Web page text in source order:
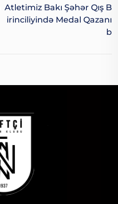
Atletimiz Bakı Şəhər Qış B
Irinciliyində Medal Qazanı
B